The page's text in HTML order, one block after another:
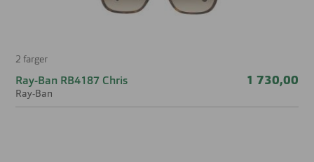
2 farger
Ray-Ban RB4187 Chris
Ray-Ban
1 730,00